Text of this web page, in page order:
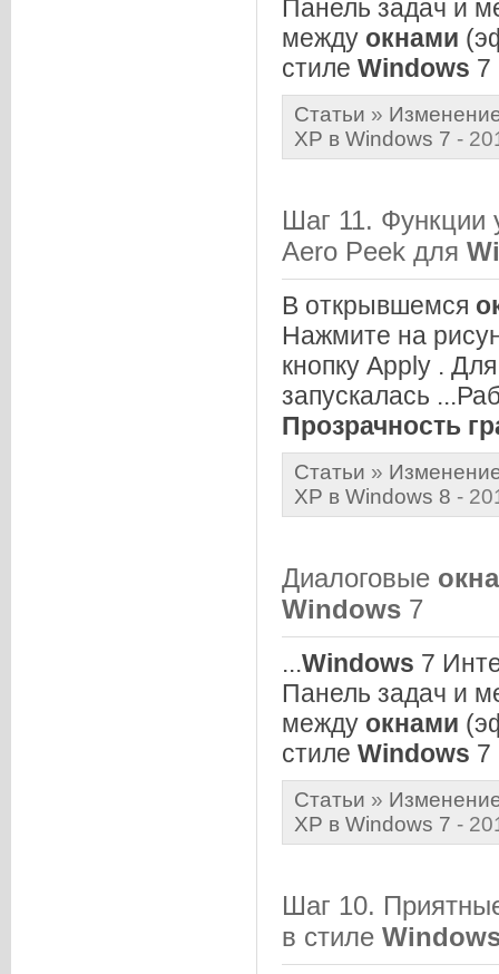
Панель задач и
между окнами
стиле Windows 7
Статьи »
XP в Windows 7 -
Шаг 11. Функции
Aero Peek для
В открывшемся
Нажмите на
кнопку Apply .
запускалась
Прозрачность
Статьи »
XP в Windows 8 -
Диалоговые окна
Windows 7
...Windows 7
Панель задач и
между окнами
стиле Windows 7
Статьи »
XP в Windows 7 -
Шаг 10.
в стиле